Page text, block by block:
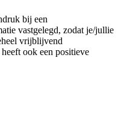
bij een
vastgelegd, zodat je/jullie
vrijblijvend
ook een positieve